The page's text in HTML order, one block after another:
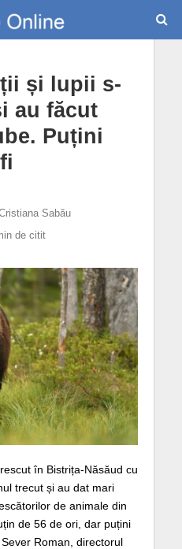
și lupii s-
au făcut
Puțini
Sabău
de citit
în Bistrița-Năsăud cu
trecut și au dat mari
de animale din
de 56 de ori, dar puțini
Roman, directorul